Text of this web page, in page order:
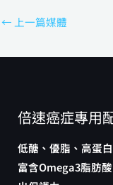
← 上一篇媒體
倍速癌症專用
低醣、優脂、高蛋
富含Omega3脂肪